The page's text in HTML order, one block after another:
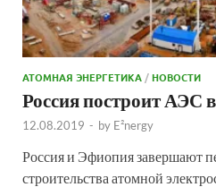
АТОМНАЯ ЭНЕРГЕТИКА /НОВОСТИ
Россия построит АЭС
12.08.2019 - by E²nergy
Россия и Эфиопия завершают
строительства атомной